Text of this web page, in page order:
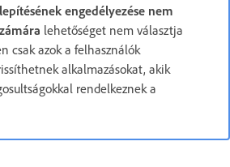
engedélyezése nem
lehetőséget nem választja
csak azok a felhasználók
alkalmazásokat, akik
rendelkeznek a